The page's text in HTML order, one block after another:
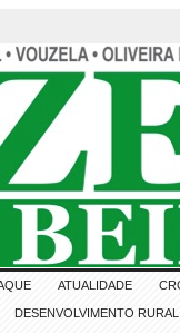
ATUALIDADE
DESENVOLVIMENTO RURAL